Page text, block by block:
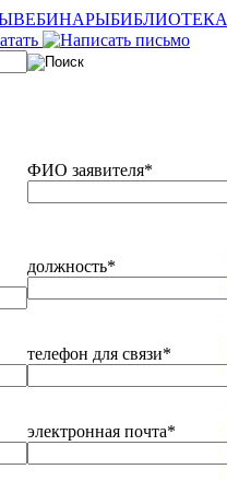
ВЕБИНАРЫБИБЛИОТЕКА
ФИО заявителя*
должность*
телефон для связи*
электронная почта*